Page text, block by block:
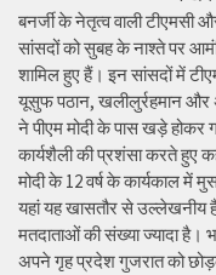
बनर्जी के नेतृत्व वाली टीएमसी
सांसदों को सुबह के नाश्ते पर
शामिल हुए हैं। इन सांसदों में
यूसुफ पठान, खलीलुर्रहमान और
ने पीएम मोदी के पास खड़े होकर
कार्यशैली की प्रशंसा करते हुए
मोदी के 12 वर्ष के कार्यकाल में
यहां यह खासतौर से उल्लेखनीय
मतदाताओं की संख्या ज्यादा
अपने गृह प्रदेश गुजरात को